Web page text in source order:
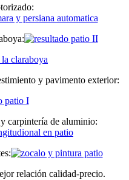
y pavimento exterior:
carpintería de aluminio:
relación calidad-precio.